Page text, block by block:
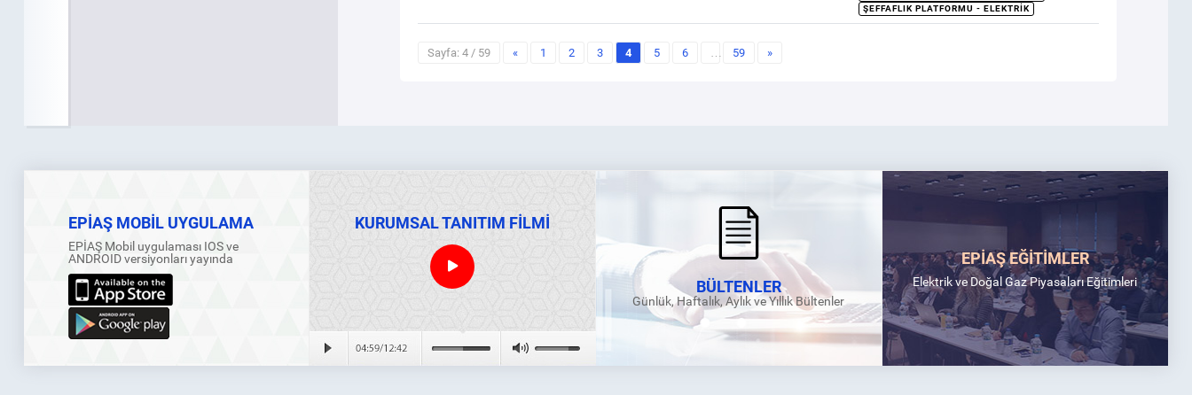
ŞEFFAFLIK PLATFORMU - ELEKTRIK
Sayfa: 4 / 59 « 1 2 3 4 5 6 … 59 »
EPİAŞ MOBİL UYGULAMA
EPİAŞ Mobil uygulaması IOS ve
ANDROID versiyonları yayında
KURUMSAL TANITIM FİLMİ
BÜLTENLER
Günlük, Haftalık, Aylık ve Yıllık Bültenler
EPİAŞ EĞİTİMLER
Elektrik ve Doğal Gaz Piyasaları Eğitimleri